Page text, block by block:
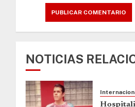
NOTICIAS